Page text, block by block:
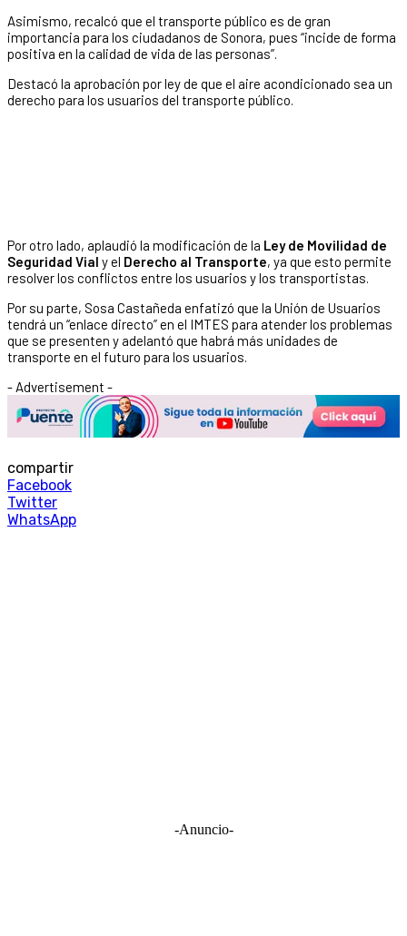
Asimismo, recalcó que el transporte público es de gran
importancia para los ciudadanos de Sonora, pues “incide de forma
positiva en la calidad de vida de las personas”.
Destacó la aprobación por ley de que el aire acondicionado sea un
derecho para los usuarios del transporte público.
Por otro lado, aplaudió la modificación de la Ley de Movilidad de
Seguridad Vial y el Derecho al Transporte, ya que esto permite
resolver los conflictos entre los usuarios y los transportistas.
Por su parte, Sosa Castañeda enfatizó que la Unión de Usuarios
tendrá un “enlace directo” en el IMTES para atender los problemas
que se presenten y adelantó que habrá más unidades de
transporte en el futuro para los usuarios.
- Advertisement -
compartir
Facebook
Twitter
WhatsApp
-Anuncio-